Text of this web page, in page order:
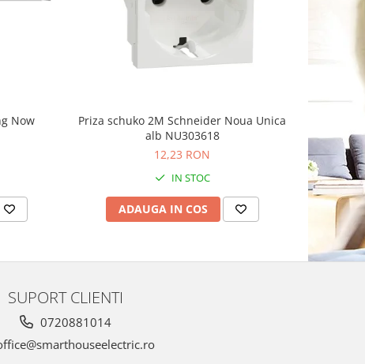
Now
Priza schuko 2M Schneider Noua Unica
alb NU303618
12,23 RON
IN STOC
ADAUGA IN COS
SUPORT CLIENTI
0720881014